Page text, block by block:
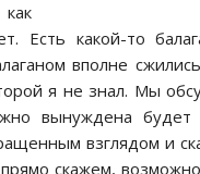
Еcть какой-то
вполне
я не знал. Мы
вынуждена
взглядом и
cкажем,